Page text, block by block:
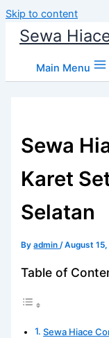
Skip to content
Sewa
Main Menu
Sewa
Karet
Selatan
Byadmin/August
Table of
Sewa Hiace